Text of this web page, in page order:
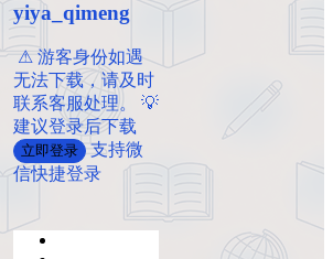
yiya_qimeng
️ ️⚠ 游客身份如遇
无法下载，请及时
联系客服处理。 💡
建议登录后下载
立即登录 支持微
信快捷登录